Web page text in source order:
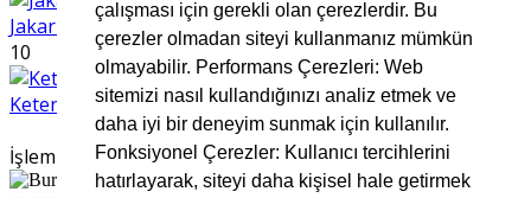
çalışması için gerekli olan çerezlerdir. Bu
çerezler olmadan siteyi kullanmanız mümkün
olmayabilir. Performans Çerezleri: Web
sitemizi nasıl kullandığınızı analiz etmek ve
daha iyi bir deneyim sunmak için kullanılır.
Fonksiyonel Çerezler: Kullanıcı tercihlerini
hatırlayarak, siteyi daha kişisel hale getirmek
Jakar kumaş nedir
10
Keten Kumaş Nedir?
İşleminiz Sürüyor, Lütfen Bekleyiniz